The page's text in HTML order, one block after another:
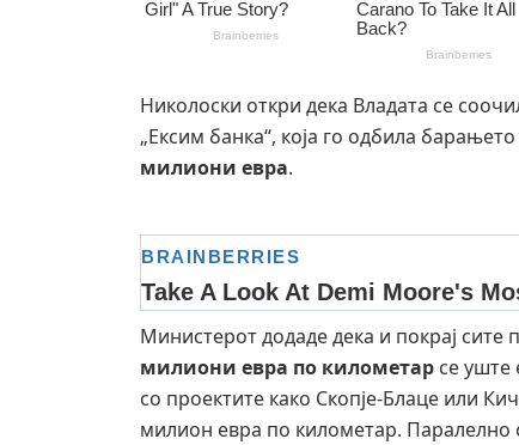
Николоски откри дека Владата се
„Ексим банка“, која го одбила
милиони евра.
Министерот додаде дека и покрај сите
милиони евра по километар се уште
со проектите како Скопје-Блаце или
милион евра по километар. Паралелно